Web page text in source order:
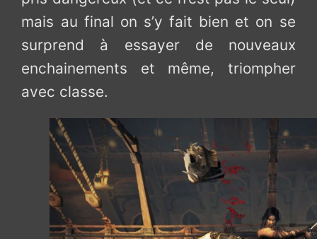
mais au final on s’y fait bien et on se
surprend à essayer de nouveaux
enchainements et même, triompher
avec classe.